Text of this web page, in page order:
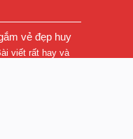
vẻ đẹp huy
viết rất hay và